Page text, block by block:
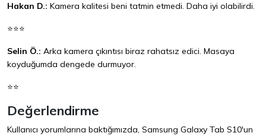
Hakan D.: Kamera kalitesi beni tatmin etmedi. Daha iyi olabilirdi.
⭐⭐⭐
Selin Ö.: Arka kamera çıkıntısı biraz rahatsız edici. Masaya
koyduğumda dengede durmuyor.
⭐⭐
Değerlendirme
Kullanıcı yorumlarına baktığımızda, Samsung Galaxy Tab S10'un